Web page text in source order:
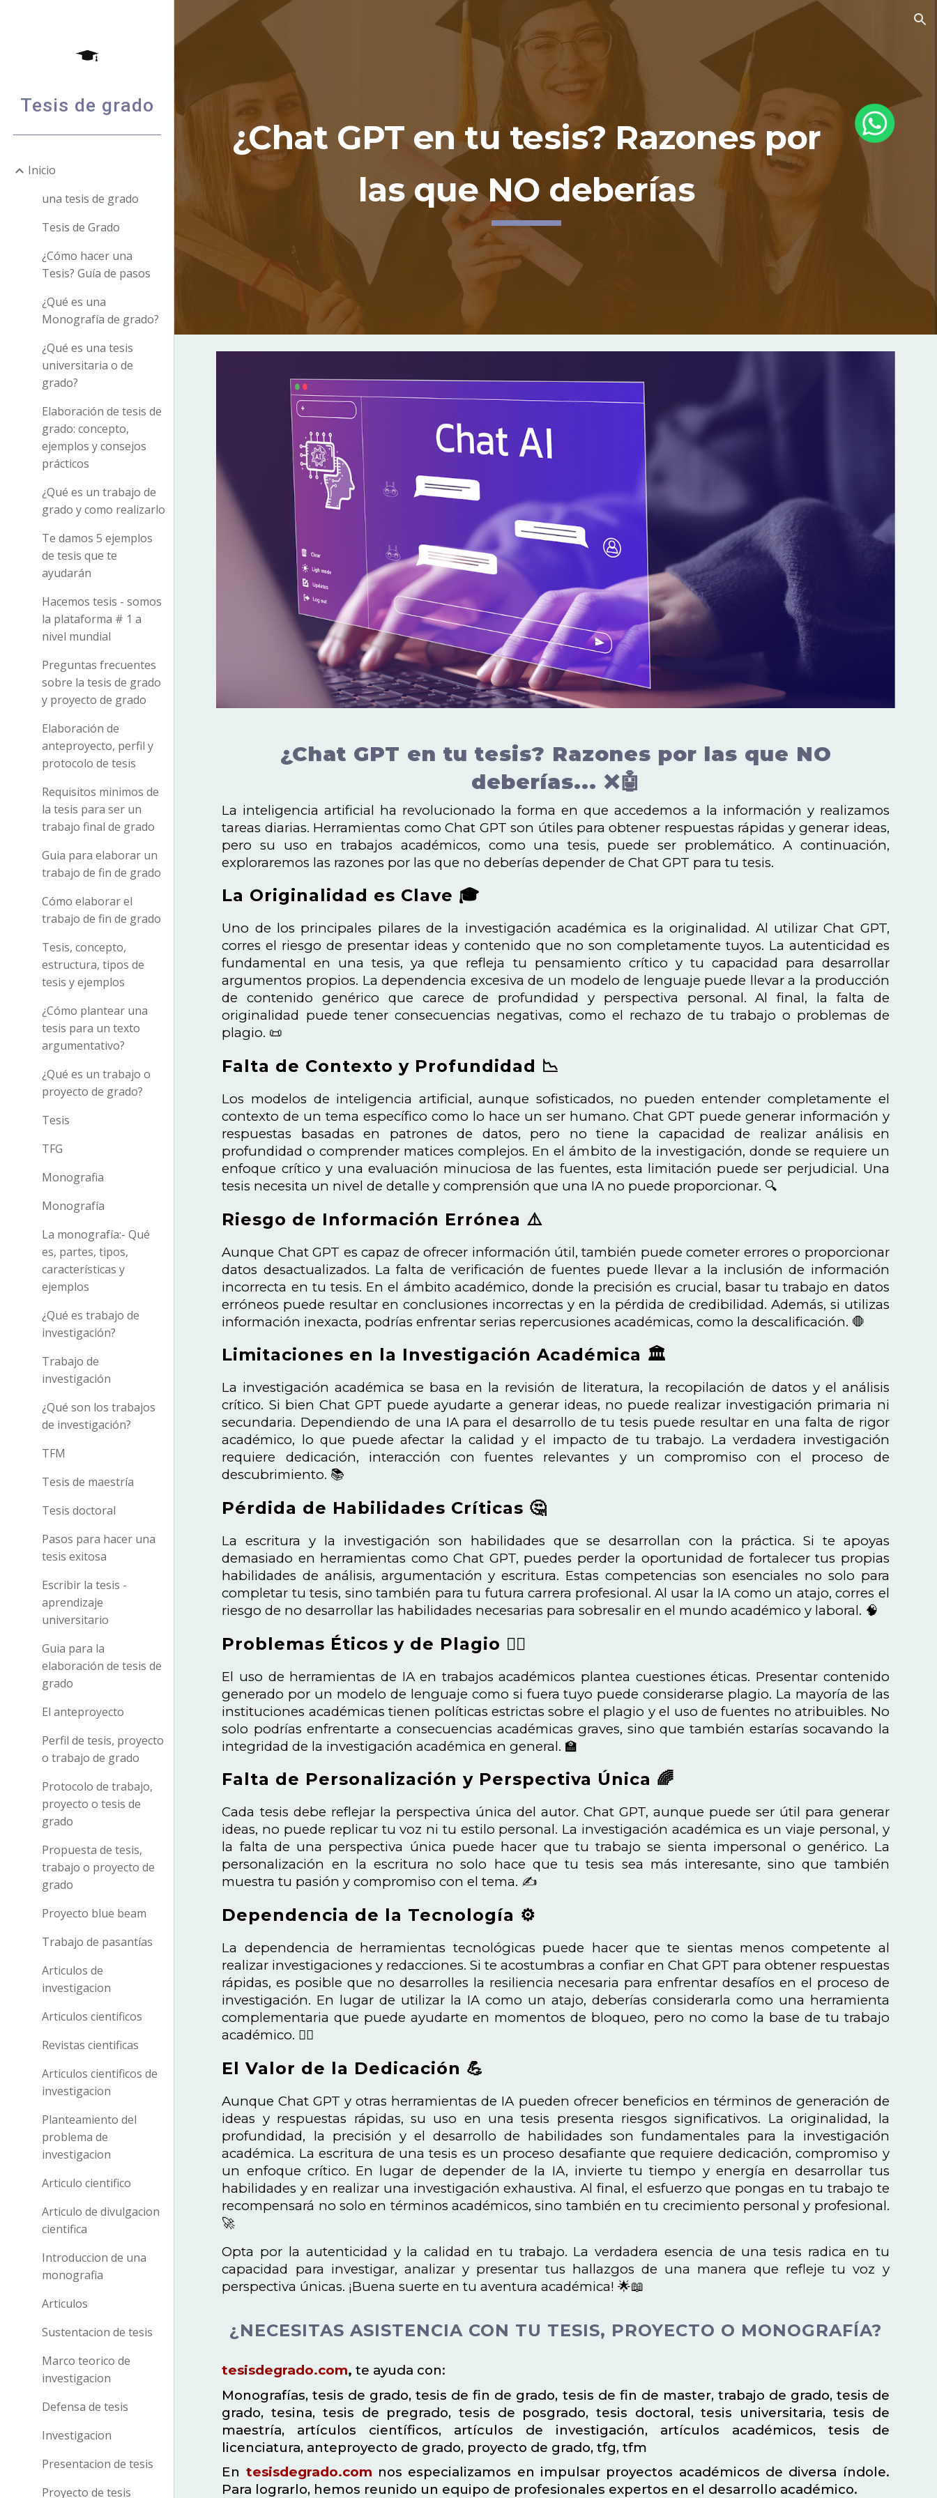
Skip to navigation
Tesis de grado
Inicio
una tesis de grado
Tesis de Grado
¿Cómo hacer una
Tesis? Guía de pasos
¿Qué es una
Monografía de grado?
¿Qué es una tesis
universitaria o de
grado?
Elaboración de tesis de
grado: concepto,
ejemplos y consejos
prácticos
¿Qué es un trabajo de
grado y como realizarlo
Te damos 5 ejemplos
de tesis que te
ayudarán
Hacemos tesis - somos
la plataforma # 1 a
nivel mundial
Preguntas frecuentes
sobre la tesis de grado
y proyecto de grado
Elaboración de
anteproyecto, perfil y
protocolo de tesis
Requisitos minimos de
la tesis para ser un
trabajo final de grado
Guia para elaborar un
trabajo de fin de grado
Cómo elaborar el
trabajo de fin de grado
Tesis, concepto,
estructura, tipos de
tesis y ejemplos
¿Cómo plantear una
tesis para un texto
argumentativo?
¿Qué es un trabajo o
proyecto de grado?
Tesis
TFG
Monografia
Monografía
La monografía:- Qué
es, partes, tipos,
características y
ejemplos
¿Qué es trabajo de
investigación?
Trabajo de
investigación
¿Qué son los trabajos
de investigación?
TFM
Tesis de maestría
Tesis doctoral
Pasos para hacer una
tesis exitosa
Escribir la tesis -
aprendizaje
universitario
Guia para la
elaboración de tesis de
grado
El anteproyecto
Perfil de tesis, proyecto
o trabajo de grado
Protocolo de trabajo,
proyecto o tesis de
grado
Propuesta de tesis,
trabajo o proyecto de
grado
Proyecto blue beam
Trabajo de pasantías
Articulos de
investigacion
Articulos cientificos
Revistas cientificas
Articulos cientificos de
investigacion
Planteamiento del
problema de
investigacion
Articulo cientifico
Articulo de divulgacion
cientifica
Introduccion de una
monografia
Articulos
Sustentacion de tesis
Marco teorico de
investigacion
Defensa de tesis
Investigacion
Presentacion de tesis
Proyecto de tesis
¿Chat GPT en tu tesis? Razones por
las que NO deberías
¿Chat GPT en tu tesis? Razones por las que NO
deberías... ❌🤖
La inteligencia artificial ha revolucionado la forma en que accedemos a la información y realizamos
tareas diarias. Herramientas como Chat GPT son útiles para obtener respuestas rápidas y generar ideas,
pero su uso en trabajos académicos, como una tesis, puede ser problemático. A continuación,
exploraremos las razones por las que no deberías depender de Chat GPT para tu tesis.
La Originalidad es Clave 🎓
Uno de los principales pilares de la investigación académica es la originalidad. Al utilizar Chat GPT,
corres el riesgo de presentar ideas y contenido que no son completamente tuyos. La autenticidad es
fundamental en una tesis, ya que refleja tu pensamiento crítico y tu capacidad para desarrollar
argumentos propios. La dependencia excesiva de un modelo de lenguaje puede llevar a la producción
de contenido genérico que carece de profundidad y perspectiva personal. Al final, la falta de
originalidad puede tener consecuencias negativas, como el rechazo de tu trabajo o problemas de
plagio. 📜
Falta de Contexto y Profundidad 📉
Los modelos de inteligencia artificial, aunque sofisticados, no pueden entender completamente el
contexto de un tema específico como lo hace un ser humano. Chat GPT puede generar información y
respuestas basadas en patrones de datos, pero no tiene la capacidad de realizar análisis en
profundidad o comprender matices complejos. En el ámbito de la investigación, donde se requiere un
enfoque crítico y una evaluación minuciosa de las fuentes, esta limitación puede ser perjudicial. Una
tesis necesita un nivel de detalle y comprensión que una IA no puede proporcionar. 🔍
Riesgo de Información Errónea ⚠️
Aunque Chat GPT es capaz de ofrecer información útil, también puede cometer errores o proporcionar
datos desactualizados. La falta de verificación de fuentes puede llevar a la inclusión de información
incorrecta en tu tesis. En el ámbito académico, donde la precisión es crucial, basar tu trabajo en datos
erróneos puede resultar en conclusiones incorrectas y en la pérdida de credibilidad. Además, si utilizas
información inexacta, podrías enfrentar serias repercusiones académicas, como la descalificación. 🛑
Limitaciones en la Investigación Académica 🏛️
La investigación académica se basa en la revisión de literatura, la recopilación de datos y el análisis
crítico. Si bien Chat GPT puede ayudarte a generar ideas, no puede realizar investigación primaria ni
secundaria. Dependiendo de una IA para el desarrollo de tu tesis puede resultar en una falta de rigor
académico, lo que puede afectar la calidad y el impacto de tu trabajo. La verdadera investigación
requiere dedicación, interacción con fuentes relevantes y un compromiso con el proceso de
descubrimiento. 📚
Pérdida de Habilidades Críticas 🤔
La escritura y la investigación son habilidades que se desarrollan con la práctica. Si te apoyas
demasiado en herramientas como Chat GPT, puedes perder la oportunidad de fortalecer tus propias
habilidades de análisis, argumentación y escritura. Estas competencias son esenciales no solo para
completar tu tesis, sino también para tu futura carrera profesional. Al usar la IA como un atajo, corres el
riesgo de no desarrollar las habilidades necesarias para sobresalir en el mundo académico y laboral. 🧠
Problemas Éticos y de Plagio 🕵️‍♂️
El uso de herramientas de IA en trabajos académicos plantea cuestiones éticas. Presentar contenido
generado por un modelo de lenguaje como si fuera tuyo puede considerarse plagio. La mayoría de las
instituciones académicas tienen políticas estrictas sobre el plagio y el uso de fuentes no atribuibles. No
solo podrías enfrentarte a consecuencias académicas graves, sino que también estarías socavando la
integridad de la investigación académica en general. 🏫
Falta de Personalización y Perspectiva Única 🌈
Cada tesis debe reflejar la perspectiva única del autor. Chat GPT, aunque puede ser útil para generar
ideas, no puede replicar tu voz ni tu estilo personal. La investigación académica es un viaje personal, y
la falta de una perspectiva única puede hacer que tu trabajo se sienta impersonal o genérico. La
personalización en la escritura no solo hace que tu tesis sea más interesante, sino que también
muestra tu pasión y compromiso con el tema. ✍️
Dependencia de la Tecnología ⚙️
La dependencia de herramientas tecnológicas puede hacer que te sientas menos competente al
realizar investigaciones y redacciones. Si te acostumbras a confiar en Chat GPT para obtener respuestas
rápidas, es posible que no desarrolles la resiliencia necesaria para enfrentar desafíos en el proceso de
investigación. En lugar de utilizar la IA como un atajo, deberías considerarla como una herramienta
complementaria que puede ayudarte en momentos de bloqueo, pero no como la base de tu trabajo
académico. 🏋️‍♀️
El Valor de la Dedicación 💪
Aunque Chat GPT y otras herramientas de IA pueden ofrecer beneficios en términos de generación de
ideas y respuestas rápidas, su uso en una tesis presenta riesgos significativos. La originalidad, la
profundidad, la precisión y el desarrollo de habilidades son fundamentales para la investigación
académica. La escritura de una tesis es un proceso desafiante que requiere dedicación, compromiso y
un enfoque crítico. En lugar de depender de la IA, invierte tu tiempo y energía en desarrollar tus
habilidades y en realizar una investigación exhaustiva. Al final, el esfuerzo que pongas en tu trabajo te
recompensará no solo en términos académicos, sino también en tu crecimiento personal y profesional.
🚀
Opta por la autenticidad y la calidad en tu trabajo. La verdadera esencia de una tesis radica en tu
capacidad para investigar, analizar y presentar tus hallazgos de una manera que refleje tu voz y
perspectiva únicas. ¡Buena suerte en tu aventura académica! 🌟📖
¿NECESITAS ASISTENCIA CON TU TESIS, PROYECTO O MONOGRAFÍA?
tesisdegrado.com, te ayuda con:
Monografías, tesis de grado, tesis de fin de grado, tesis de fin de master, trabajo de grado, tesis de
grado, tesina, tesis de pregrado, tesis de posgrado, tesis doctoral, tesis universitaria, tesis de
maestría, artículos científicos, artículos de investigación, artículos académicos, tesis de
licenciatura, anteproyecto de grado, proyecto de grado, tfg, tfm
En tesisdegrado.com nos especializamos en impulsar proyectos académicos de diversa índole.
Para lograrlo, hemos reunido un equipo de profesionales expertos en el desarrollo académico.